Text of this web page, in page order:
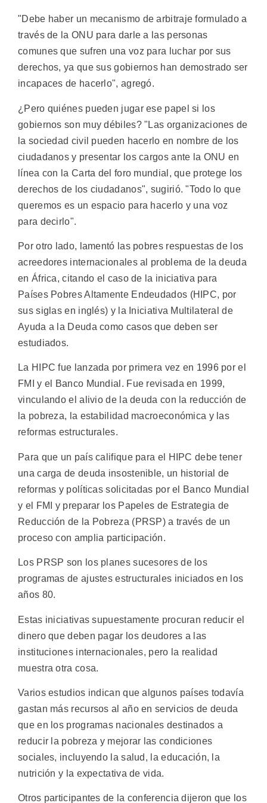
"Debe haber un mecanismo de arbitraje formulado a
través de la ONU para darle a las personas
comunes que sufren una voz para luchar por sus
derechos, ya que sus gobiernos han demostrado ser
incapaces de hacerlo", agregó.
¿Pero quiénes pueden jugar ese papel si los
gobiernos son muy débiles? "Las organizaciones de
la sociedad civil pueden hacerlo en nombre de los
ciudadanos y presentar los cargos ante la ONU en
línea con la Carta del foro mundial, que protege los
derechos de los ciudadanos", sugirió. "Todo lo que
queremos es un espacio para hacerlo y una voz
para decirlo".
Por otro lado, lamentó las pobres respuestas de los
acreedores internacionales al problema de la deuda
en África, citando el caso de la iniciativa para
Países Pobres Altamente Endeudados (HIPC, por
sus siglas en inglés) y la Iniciativa Multilateral de
Ayuda a la Deuda como casos que deben ser
estudiados.
La HIPC fue lanzada por primera vez en 1996 por el
FMI y el Banco Mundial. Fue revisada en 1999,
vinculando el alivio de la deuda con la reducción de
la pobreza, la estabilidad macroeconómica y las
reformas estructurales.
Para que un país califique para el HIPC debe tener
una carga de deuda insostenible, un historial de
reformas y políticas solicitadas por el Banco Mundial
y el FMI y preparar los Papeles de Estrategia de
Reducción de la Pobreza (PRSP) a través de un
proceso con amplia participación.
Los PRSP son los planes sucesores de los
programas de ajustes estructurales iniciados en los
años 80.
Estas iniciativas supuestamente procuran reducir el
dinero que deben pagar los deudores a las
instituciones internacionales, pero la realidad
muestra otra cosa.
Varios estudios indican que algunos países todavía
gastan más recursos al año en servicios de deuda
que en los programas nacionales destinados a
reducir la pobreza y mejorar las condiciones
sociales, incluyendo la salud, la educación, la
nutrición y la expectativa de vida.
Otros participantes de la conferencia dijeron que los